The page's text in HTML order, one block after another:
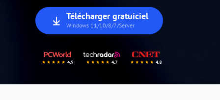
Télécharger gratuiciel
Windows 11/10/8/7/Server